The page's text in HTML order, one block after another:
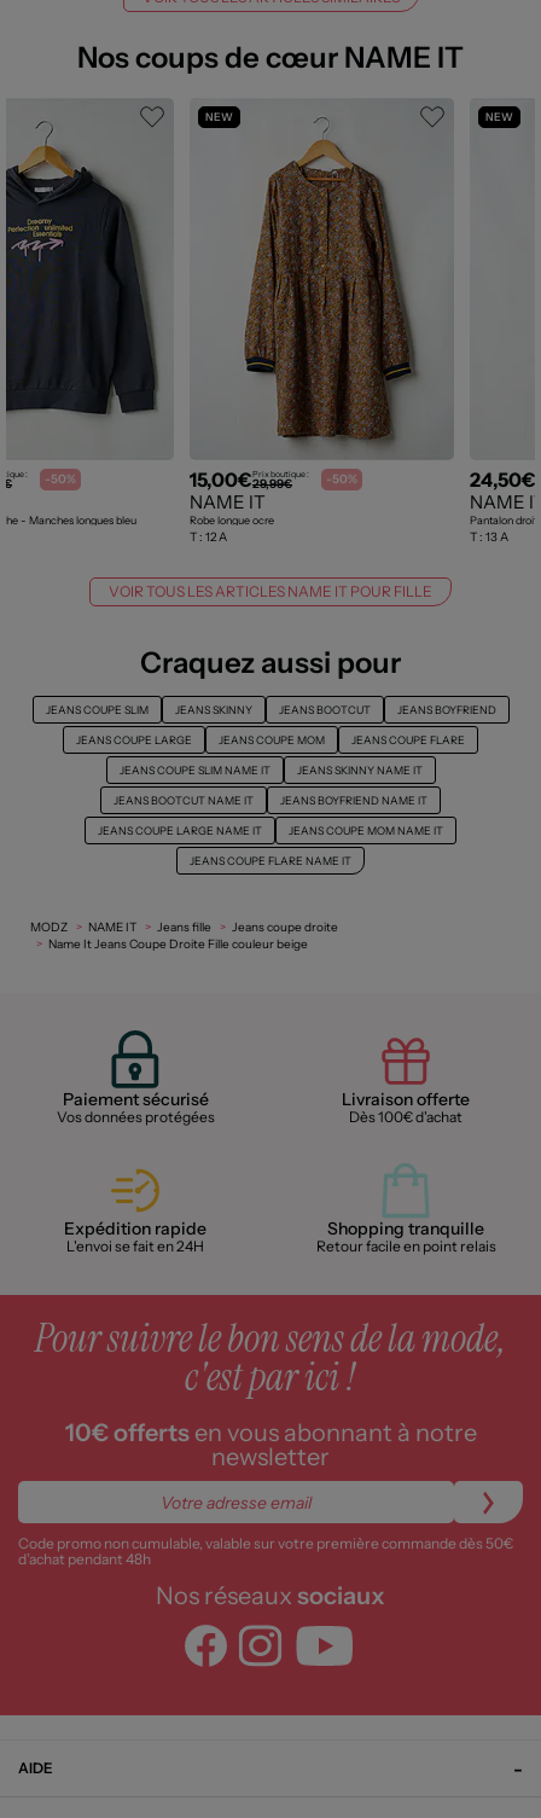
Nos coups de cœur NAME IT
: -50%
- Manches longues bleu
NEW
15,00€Prix boutique :
29,99€ -50%
NAME IT
Robe longue ocre
T : 12 A
NEW
24,50€
NAME
T : 13 A
VOIR TOUS LES ARTICLES NAME IT POUR FILLE
Craquez aussi pour
JEANS COUPE SLIM JEANS SKINNY JEANS BOOTCUT JEANS BOYFRIEND
JEANS COUPE LARGE JEANS COUPE MOM JEANS COUPE FLARE
JEANS COUPE SLIM NAME IT JEANS SKINNY NAME IT
JEANS BOOTCUT NAME IT JEANS BOYFRIEND NAME IT
JEANS COUPE LARGE NAME IT JEANS COUPE MOM NAME IT
JEANS COUPE FLARE NAME IT
MODZ NAME IT Jeans fille
Jeans coupe droite
Name It Jeans Coupe Droite Fille couleur beige
Paiement sécurisé
Vos données protégées
Livraison offerte
Dès 100€ d'achat
Expédition rapide
L'envoi se fait en 24H
Shopping tranquille
Retour facile en point relais
Pour suivre le bon sens de la mode,
c'est par ici !
10€ offertsen vous abonnant à notre
newsletter
Code promo non cumulable, valable sur votre première commande dès 50€
d’achat pendant 48h
Nos réseaux sociaux
AIDE